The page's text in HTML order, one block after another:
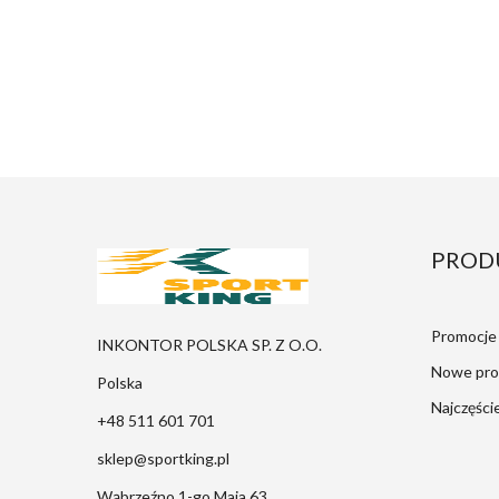
INKONTOR POLSKA SP. Z O.O.
Polska
+48 511 601 701
sklep@sportking.pl
Promocje
Nowe